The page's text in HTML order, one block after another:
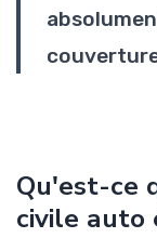
Qu'est-ce
civile auto